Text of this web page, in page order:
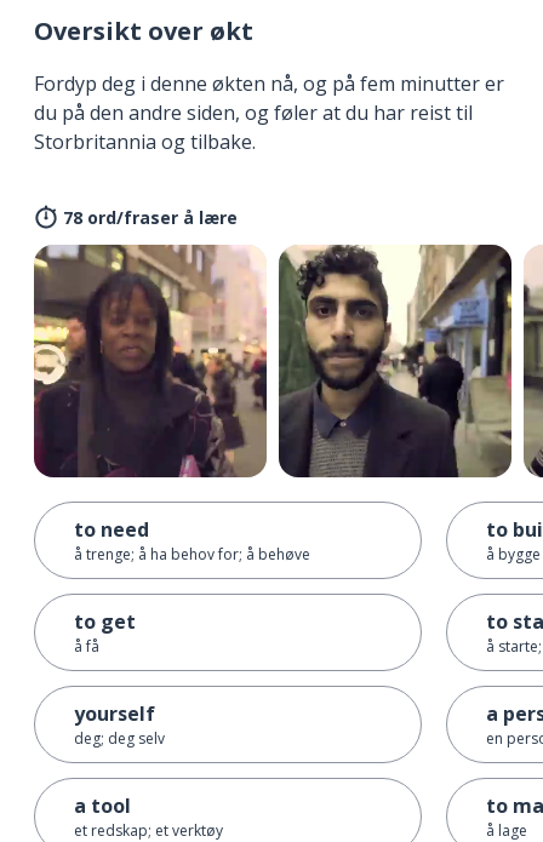
Oversikt over økt
Fordyp deg i denne økten nå, og på fem minutter er
du på den andre siden, og føler at du har reist til
Storbritannia og tilbake.
78 ord/fraser å lære
to need
å trenge; å ha behov for; å behøve
to get
å få
yourself
deg; deg selv
a tool
et redskap; et verktøy
to
å bygge
to
å
a
en
to
å lage